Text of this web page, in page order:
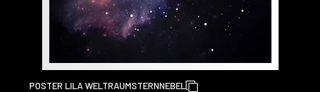
POSTER LILA WELTRAUMSTERNNEBEL